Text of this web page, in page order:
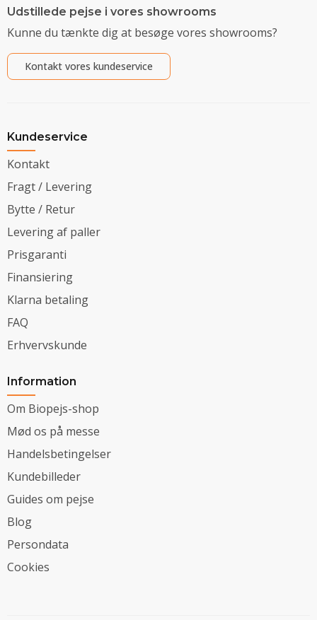
Udstillede pejse i vores showrooms
Kunne du tænkte dig at besøge vores showrooms?
Kontakt vores kundeservice
Kundeservice
Kontakt
Fragt / Levering
Bytte / Retur
Levering af paller
Prisgaranti
Finansiering
Klarna betaling
FAQ
Erhvervskunde
Information
Om Biopejs-shop
Mød os på messe
Handelsbetingelser
Kundebilleder
Guides om pejse
Blog
Persondata
Cookies